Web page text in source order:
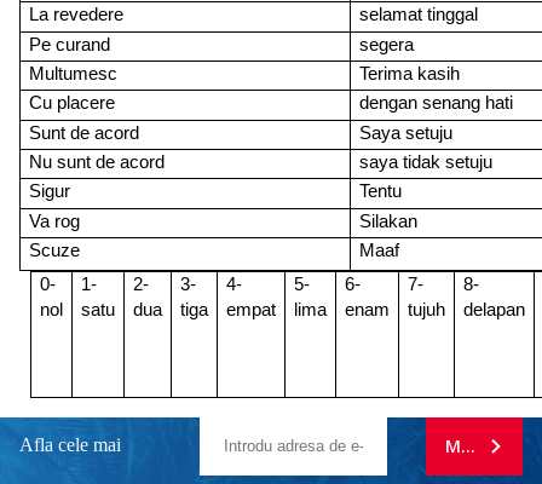
La revedere
selamat tinggal
Pe curand
segera
Multumesc
Terima kasih
Cu placere
dengan senang hati
Sunt de acord
Saya setuju
Nu sunt de acord
saya tidak setuju
Sigur
Tentu
Va rog
Silakan
Scuze
Maaf
0-
nol
1-
satu
2-
dua
3-
tiga
4-
empat
5-
lima
6-
enam
7-
tujuh
8-
delapan
Afla cele mai MA